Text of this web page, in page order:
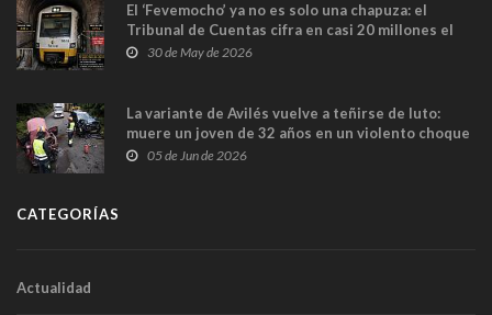
El ‘Fevemocho’ ya no es solo una chapuza: el
Tribunal de Cuentas cifra en casi 20 millones el
sobrecoste de los trenes que no cabían por los
30 de May de 2026
La variante de Avilés vuelve a teñirse de luto:
muere un joven de 32 años en un violento choque
frontal
05 de Jun de 2026
CATEGORÍAS
Actualidad